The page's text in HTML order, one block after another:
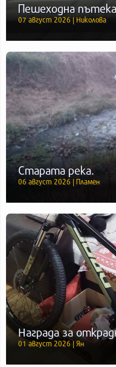
Пешеходна пътека
07 август 2026 | Николова
Старата река.
06 август 2026 | Пламен
Награда за
01 август 2026 | Ян